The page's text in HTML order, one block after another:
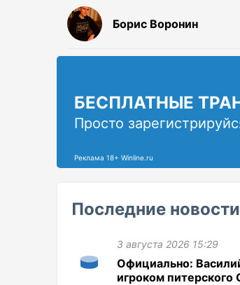
Борис Воронин
БЕСПЛАТНЫЕ
Просто
Реклама 18+ Winline.ru
Последние новости
3 августа 2026 15:29
Официально:
игроком питерского